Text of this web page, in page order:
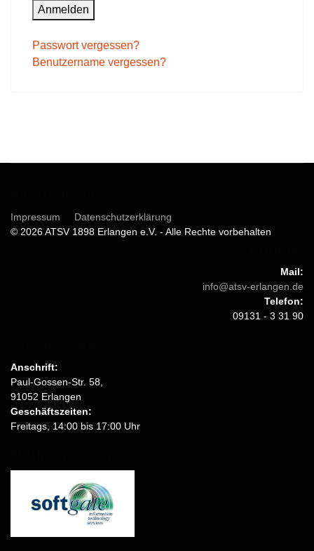
Anmelden
Passwort vergessen?
Benutzername vergessen?
Impressum
Datenschutzerklärung
© 2026 ATSV 1898 Erlangen e.V. - Alle Rechte vorbehalten
Mail:
info@atsv-erlangen.de
Telefon:
09131 - 3 31 90
Anschrift:
Paul-Gossen-Str. 58,
91052 Erlangen
Geschäftszeiten:
Freitags, 14:00 bis 17:00 Uhr